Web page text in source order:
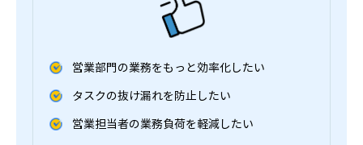
営業部門の業務をもっと効率化したい
タスクの抜け漏れを防止したい
営業担当者の業務負荷を軽減したい